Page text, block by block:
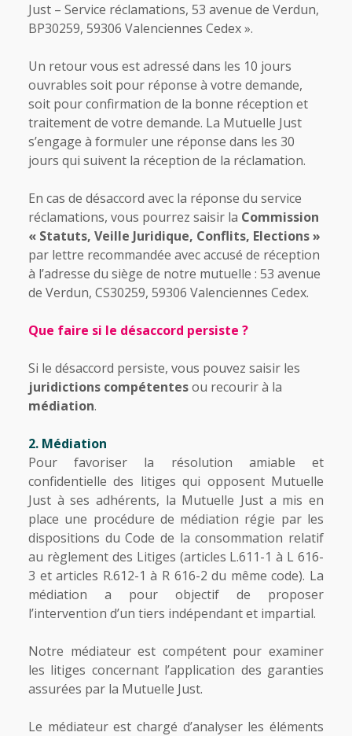
Just – Service réclamations, 53 avenue de Verdun,
BP30259, 59306 Valenciennes Cedex ».
Un retour vous est adressé dans les 10 jours
ouvrables soit pour réponse à votre demande,
soit pour confirmation de la bonne réception et
traitement de votre demande. La Mutuelle Just
s’engage à formuler une réponse dans les 30
jours qui suivent la réception de la réclamation.
En cas de désaccord avec la réponse du service
réclamations, vous pourrez saisir la Commission
« Statuts, Veille Juridique, Conflits, Elections »
par lettre recommandée avec accusé de réception
à l’adresse du siège de notre mutuelle : 53 avenue
de Verdun, CS30259, 59306 Valenciennes Cedex.
Que faire si le désaccord persiste ?
Si le désaccord persiste, vous pouvez saisir les
juridictions compétentesou recourir à la
médiation.
2. Médiation
Pour favoriser la résolution amiable et
confidentielle des litiges qui opposent Mutuelle
Just à ses adhérents, la Mutuelle Just a mis en
place une procédure de médiation régie par les
dispositions du Code de la consommation relatif
au règlement des Litiges (articles L.611-1 à L 616-
3 et articles R.612-1 à R 616-2 du même code). La
médiation a pour objectif de proposer
l’intervention d’un tiers indépendant et impartial.
Notre médiateur est compétent pour examiner
les litiges concernant l’application des garanties
assurées par la Mutuelle Just.
Le médiateur est chargé d’analyser les éléments